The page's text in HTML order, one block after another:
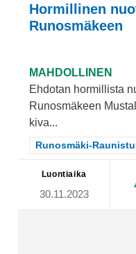
Hormillinen
Runosmäkeen
MAHDOLLINEN
Ehdotan hormillista
Runosmäkeen
kiva...
Rajaa tulokset
Runosmäki-
Luontiaika
30.11.2023